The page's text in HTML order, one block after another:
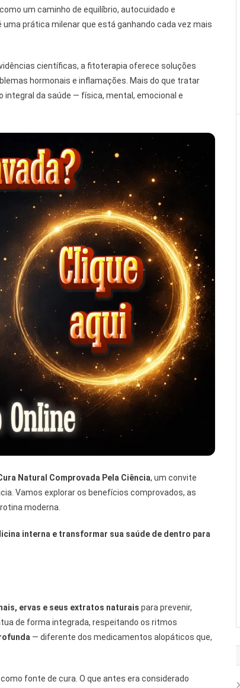
um caminho de equilíbrio, autocuidado e
prática milenar que está ganhando cada vez mais
científicas, a fitoterapia oferece soluções
hormonais e inflamações. Mais do que tratar
integral da saúde — física, mental, emocional e
Natural Comprovada Pela Ciência, um convite
Vamos explorar os benefícios comprovados, as
moderna.
interna e transformar sua saúde de dentro para
ervas e seus extratos naturais para prevenir,
de forma integrada, respeitando os ritmos
— diferente dos medicamentos alopáticos que,
fonte de cura. O que antes era considerado